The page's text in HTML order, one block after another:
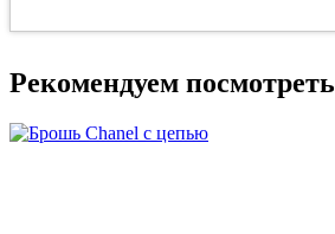
Рекомендуем посмотреть